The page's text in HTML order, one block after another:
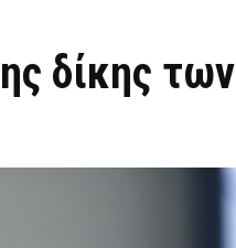
δίκης των